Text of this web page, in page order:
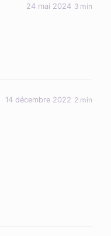
24 mai 2024 3 min
14 décembre 2022 2 min